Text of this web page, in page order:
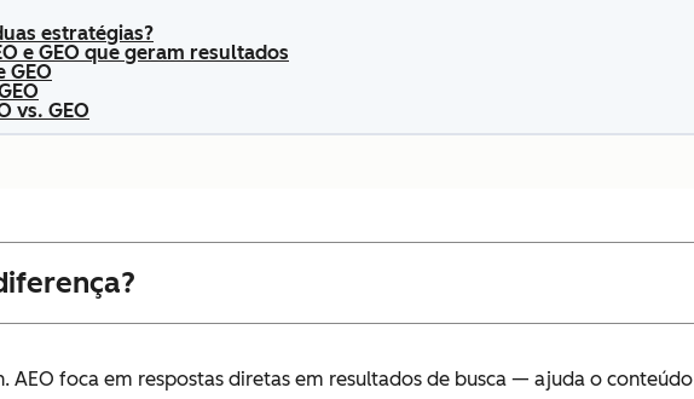
estratégias?
e GEO que geram resultados
GEO
vs. GEO
AEO foca em respostas diretas em resultados de busca — ajuda o conteúdo